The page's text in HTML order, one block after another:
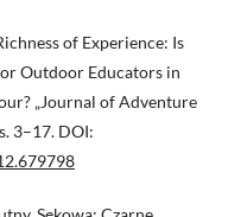
of Experience: Is
Outdoor Educators in
„Journal of Adventure
3–17. DOI: